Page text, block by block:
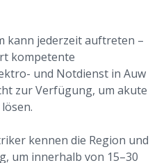
kann jederzeit auftreten –
kompetente
und Notdienst in Auw
zur Verfügung, um akute
kennen die Region und
um innerhalb von 15–30